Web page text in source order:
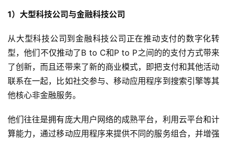
1）大型科技公司与金融科技公司
从大型科技公司到金融科技公司正在推动支付的数字化转
型，他们不仅推动了B to C和P to P之间的的支付方式带来
了创新，而且还带来了新的商业模式，即把支付和其他活动
联系在一起，比如社交参与、移动应用程序到搜索引擎等其
他核心非金融服务。
他们往往是拥有庞大用户网络的成熟平台，利用云平台和计
算能力，通过移动应用程序来提供不同的服务组合，并增强